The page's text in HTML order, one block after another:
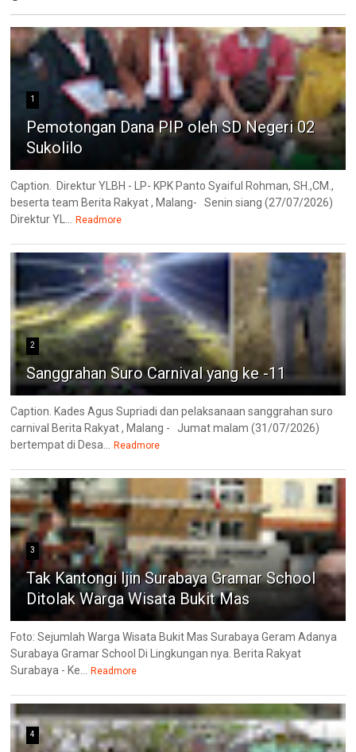
1
Pemotongan Dana PIP oleh SD Negeri 02
Sukolilo
Caption. Direktur YLBH - LP- KPK Panto Syaiful Rohman, SH.,CM.,
beserta team Berita Rakyat , Malang- Senin siang (27/07/2026)
Direktur YL... Readmore
2
Sanggrahan Suro Carnival yang ke -11
Caption. Kades Agus Supriadi dan pelaksanaan sanggrahan suro
carnival Berita Rakyat , Malang - Jumat malam (31/07/2026)
bertempat di Desa... Readmore
3
Tak Kantongi Ijin Surabaya Gramar School
Ditolak Warga Wisata Bukit Mas
Foto: Sejumlah Warga Wisata Bukit Mas Surabaya Geram Adanya
Surabaya Gramar School Di Lingkungan nya. Berita Rakyat
Surabaya - Ke... Readmore
4